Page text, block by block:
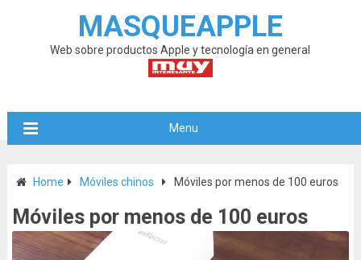
MASQUEAPPLE
Web sobre productos Apple y tecnología en general
Menu
Home Móviles chinos Móviles por menos de 100 euros
Móviles por menos de 100 euros